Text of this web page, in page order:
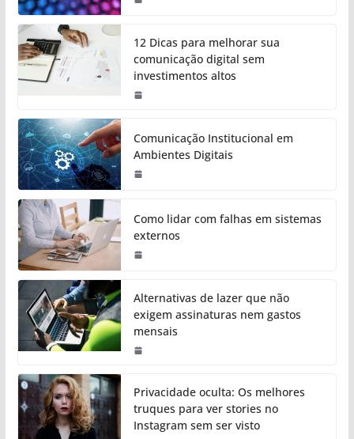
12 Dicas para melhorar sua
comunicação digital sem
investimentos altos
Comunicação Institucional em
Ambientes Digitais
Como lidar com falhas em sistemas
externos
Alternativas de lazer que não
exigem assinaturas nem gastos
mensais
Privacidade oculta: Os melhores
truques para ver stories no
Instagram sem ser visto